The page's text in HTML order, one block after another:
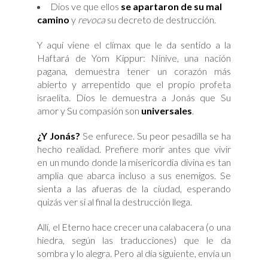
Dios ve que ellos se apartaron de su mal
camino y revoca su decreto de destrucción.
Y aquí viene el clímax que le da sentido a la
Haftará de Yom Kippur: Nínive, una nación
pagana, demuestra tener un corazón más
abierto y arrepentido que el propio profeta
israelita. Dios le demuestra a Jonás que Su
amor y Su compasión son universales.
¿Y Jonás? Se enfurece. Su peor pesadilla se ha
hecho realidad. Prefiere morir antes que vivir
en un mundo donde la misericordia divina es tan
amplia que abarca incluso a sus enemigos. Se
sienta a las afueras de la ciudad, esperando
quizás ver si al final la destrucción llega.
Allí, el Eterno hace crecer una calabacera (o una
hiedra, según las traducciones) que le da
sombra y lo alegra. Pero al día siguiente, envía un